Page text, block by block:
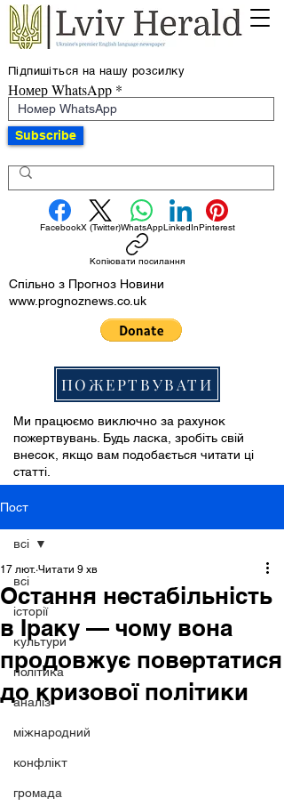
Підпишіться на нашу розсилку
Номер WhatsApp
Subscribe
FacebookX (Twitter)WhatsAppLinkedInPinterest
Копіювати посилання
Спільно з Прогноз Новини
www.prognoznews.co.uk
ПОЖЕРТВУВАТИ
Ми працюємо виключно за рахунок
пожертвувань. Будь ласка, зробіть свій
внесок, якщо вам подобається читати ці
статті.
Пост
всі
історії
культури
політика
аналіз
міжнародний
конфлікт
громада
всі
Остання нестабільність
в Іраку — чому вона
продовжує повертатися
до кризової політики
17 лют. Читати 9 хв